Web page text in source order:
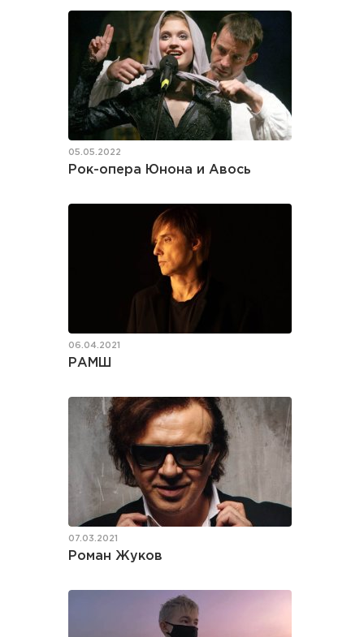
05.05.2022
Рок-опера Юнона и Авось
06.04.2021
РАМШ
07.03.2021
Роман Жуков